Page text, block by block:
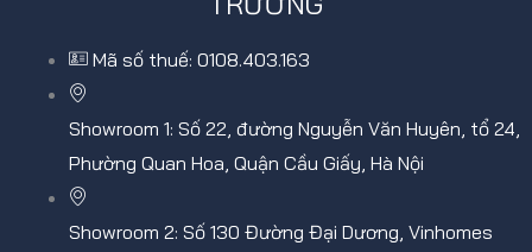
Mã số thuế: 0108.403.163
Showroom 1: Số 22, đường Nguyễn Văn Huyên, tổ 24,
Phường Quan Hoa, Quận Cầu Giấy, Hà Nội
Showroom 2: Số 130 Đường Đại Dương, Vinhomes